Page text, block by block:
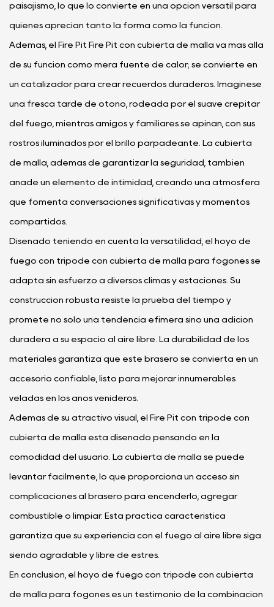
paisajismo, lo que lo convierte en una opción versátil para
quienes aprecian tanto la forma como la función.
Además, el Fire Pit Fire Pit con cubierta de malla va más allá
de su función como mera fuente de calor; se convierte en
un catalizador para crear recuerdos duraderos. Imagínese
una fresca tarde de otoño, rodeada por el suave crepitar
del fuego, mientras amigos y familiares se apiñan, con sus
rostros iluminados por el brillo parpadeante. La cubierta
de malla, además de garantizar la seguridad, también
añade un elemento de intimidad, creando una atmósfera
que fomenta conversaciones significativas y momentos
compartidos.
Diseñado teniendo en cuenta la versatilidad, el hoyo de
fuego con trípode con cubierta de malla para fogones se
adapta sin esfuerzo a diversos climas y estaciones. Su
construcción robusta resiste la prueba del tiempo y
promete no solo una tendencia efímera sino una adición
duradera a su espacio al aire libre. La durabilidad de los
materiales garantiza que este brasero se convierta en un
accesorio confiable, listo para mejorar innumerables
veladas en los años venideros.
Además de su atractivo visual, el Fire Pit con trípode con
cubierta de malla está diseñado pensando en la
comodidad del usuario. La cubierta de malla se puede
levantar fácilmente, lo que proporciona un acceso sin
complicaciones al brasero para encenderlo, agregar
combustible o limpiar. Esta práctica característica
garantiza que su experiencia con el fuego al aire libre siga
siendo agradable y libre de estrés.
En conclusión, el hoyo de fuego con trípode con cubierta
de malla para fogones es un testimonio de la combinación